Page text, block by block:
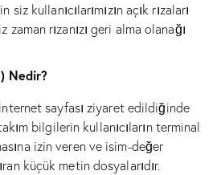
kullanıcılarımızın açık rızaları
rızanızı geri alma olanağı
Nedir?
sayfası ziyaret edildiğinde
bilgilerin kullanıcıların terminal
izin veren ve isim-değer
küçük metin dosyalarıdır.